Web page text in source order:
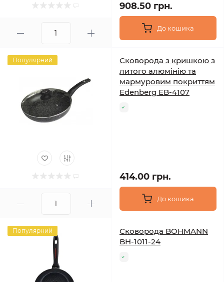
908.50 грн.
До кошика
Популярний
Сковорода з кришкою з
литого алюмінію та
мармуровим покриттям
Edenberg EB-4107
414.00 грн.
До кошика
Популярний
Сковорода BOHMANN
BH-1011-24